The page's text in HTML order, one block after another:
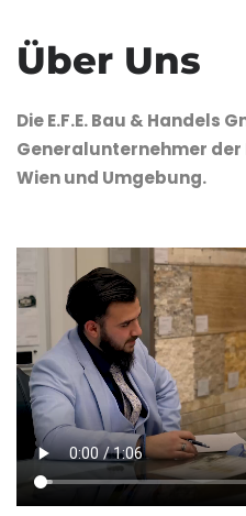
Über Uns
Die E.F.E. Bau & Handels
Generalunternehmer der
Wien und Umgebung.